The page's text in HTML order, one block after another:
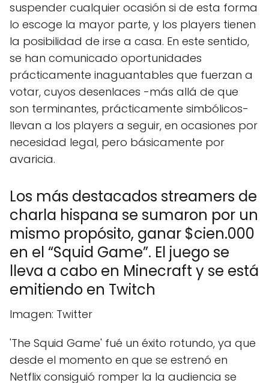
suspender cualquier ocasión si de esta forma
lo escoge la mayor parte, y los players tienen
la posibilidad de irse a casa. En este sentido,
se han comunicado oportunidades
prácticamente inaguantables que fuerzan a
votar, cuyos desenlaces -más allá de que
son terminantes, prácticamente simbólicos-
llevan a los players a seguir, en ocasiones por
necesidad legal, pero básicamente por
avaricia.
Los más destacados streamers de
charla hispana se sumaron por un
mismo propósito, ganar $cien.000
en el “Squid Game”. El juego se
lleva a cabo en Minecraft y se está
emitiendo en Twitch
Imagen: Twitter
'The Squid Game' fué un éxito rotundo, ya que
desde el momento en que se estrenó en
Netflix consiguió romper la la audiencia se